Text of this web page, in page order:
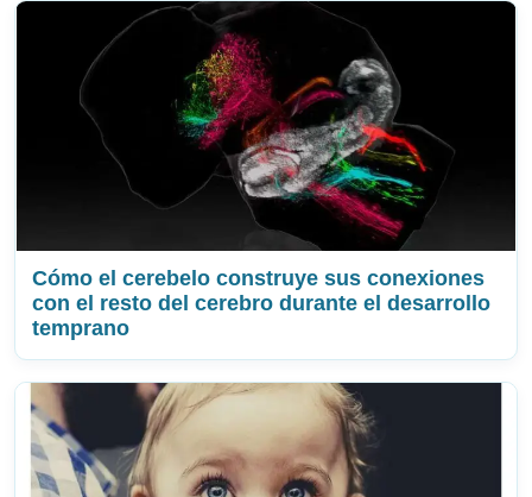
Cómo el cerebelo construye sus conexiones
con el resto del cerebro durante el desarrollo
temprano